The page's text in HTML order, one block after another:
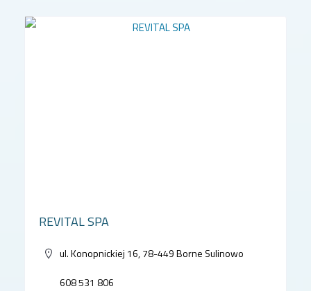
REVITAL SPA
ul. Konopnickiej 16, 78-449 Borne Sulinowo
608 531 806